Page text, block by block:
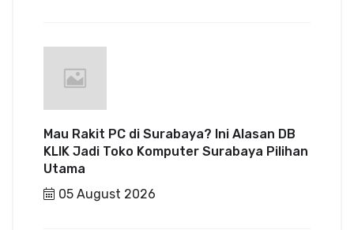
Mau Rakit PC di Surabaya? Ini Alasan DB
KLIK Jadi Toko Komputer Surabaya Pilihan
Utama
05 August 2026